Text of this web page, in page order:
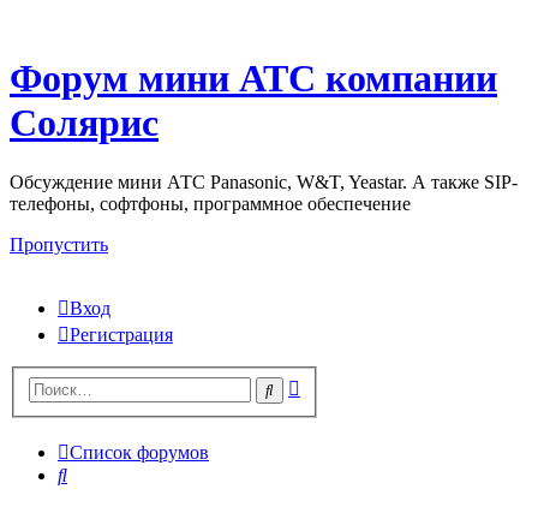
Форум мини АТС компании
Солярис
Обсуждение мини АТС Panasonic, W&T, Yeastar. А также SIP-
телефоны, софтфоны, программное обеспечение
Пропустить
Вход
Регистрация
Поиск
Список форумов
Поиск